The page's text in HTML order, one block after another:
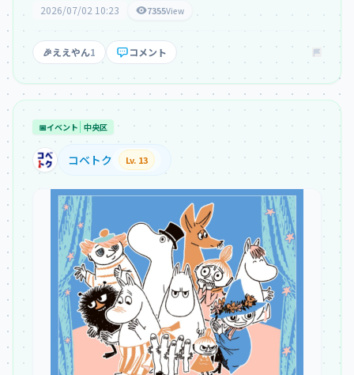
2026/07/02 10:23 7355View
🎉ええやん1 コメント
📅イベント 中央区
コベトク Lv. 13